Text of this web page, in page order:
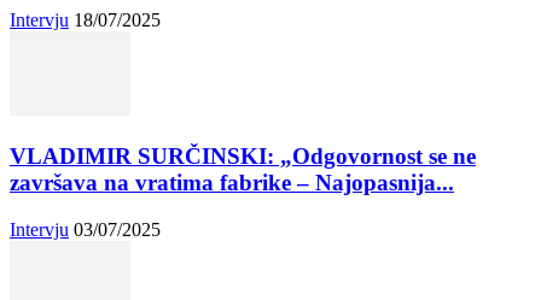
Intervju 18/07/2025
VLADIMIR SURČINSKI: „Odgovornost se ne
završava na vratima fabrike – Najopasnija...
Intervju 03/07/2025